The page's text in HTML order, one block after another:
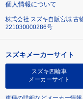
個人情報について
株式会社 スズキ自販宮城 古
221030000286号
スズキメーカーサイト
スズキ四輪車
メーカーサイト